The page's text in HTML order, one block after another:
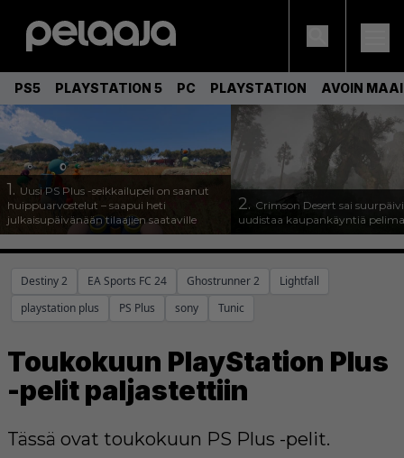
PS5 PLAYSTATION 5 PC PLAYSTATION AVOIN
1. Uusi PS Plus -seikkailupeli on saanut
huippuarvostelut – saapui heti
julkaisupäivänään tilaajien saataville
2. Crimson Desert sai
uudistaa kaupankäyntiä
Destiny 2 EA Sports FC 24 Ghostrunner 2
Lightfall
playstation plus
PS Plus sony Tunic
Toukokuun PlayStation Plus
-pelit paljastettiin
Tässä ovat toukokuun PS Plus -pelit.